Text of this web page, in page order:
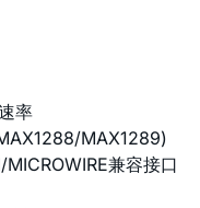
率
MAX1289)
兼容接口